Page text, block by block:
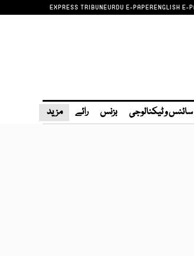
EXPRESS TRIBUNEURDU E-PAPERENGLISH E-
سائنس و ٹیکنالوجی بزنس رائے مزید